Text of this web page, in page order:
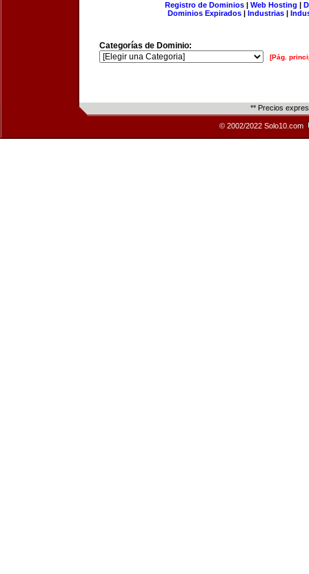
Registro de Dominios| Web Hosting |
Dominios Expirados | Industrias |
Categorías de Dominio:
[Pág.
** Precios
© 2002/2022 Solo10.com